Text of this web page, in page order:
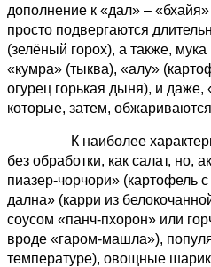
дополнение к «дал» –
просто подвергаются
(зелёный горох), а также,
«кумра» (тыква), «алу»
огурец горькая дыня), и
которые, затем,
К наиболее характерным
без обработки, как салат,
пиазер-чорчори» (картофель
дална» (карри из
соусом «панч-пхорон» или
вроде «гаром-машла»),
температуре), овощные